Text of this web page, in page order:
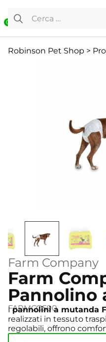
0
Ricerca per:
Robinson Pet Shop >
Farm Company
Farm
Pannolino
FARMCO590
Ipannolini a mutanda
realizzati in tessuto
regolabili, offrono